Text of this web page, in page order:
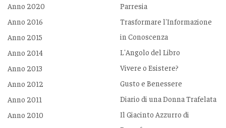
Anno 2020
Anno 2016
Anno 2015
Anno 2014
Anno 2013
Anno 2012
Anno 2011
Anno 2010
Parresia
Trasformare l'Informazione
in Conoscenza
L'Angolo del Libro
Vivere o Esistere?
Gusto e Benessere
Diario di una Donna Trafelata
Il Giacinto Azzurro di